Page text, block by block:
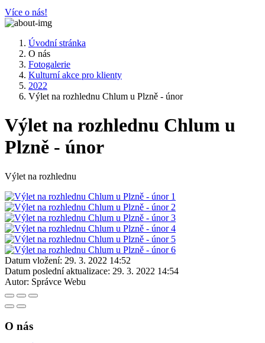
Více o nás!
Úvodní stránka
O nás
Fotogalerie
Kulturní akce pro klienty
2022
Výlet na rozhlednu Chlum u Plzně - únor
Výlet na rozhlednu Chlum u
Plzně - únor
Výlet na rozhlednu
Datum vložení: 29. 3. 2022 14:52
Datum poslední aktualizace: 29. 3. 2022 14:54
Autor: Správce Webu
O nás